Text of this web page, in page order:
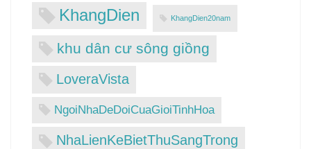
KhangDien KhangDien20nam
khu dân cư sông giồng
LoveraVista
NgoiNhaDeDoiCuaGioiTinhHoa
NhaLienKeBietThuSangTrong